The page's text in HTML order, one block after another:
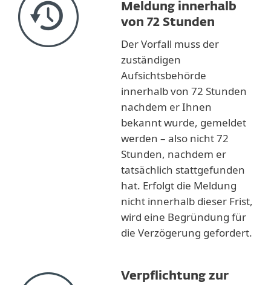
Meldung innerhalb
von 72 Stunden
Der Vorfall muss der
zuständigen
Aufsichtsbehörde
innerhalb von 72 Stunden
nachdem er Ihnen
bekannt wurde, gemeldet
werden – also nicht 72
Stunden, nachdem er
tatsächlich stattgefunden
hat. Erfolgt die Meldung
nicht innerhalb dieser Frist,
wird eine Begründung für
die Verzögerung gefordert.
Verpflichtung zur